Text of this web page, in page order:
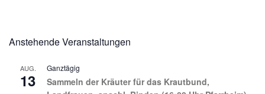
Anstehende Veranstaltungen
AUG.
13
Ganztägig
Sammeln der Kräuter für das Krautbund,